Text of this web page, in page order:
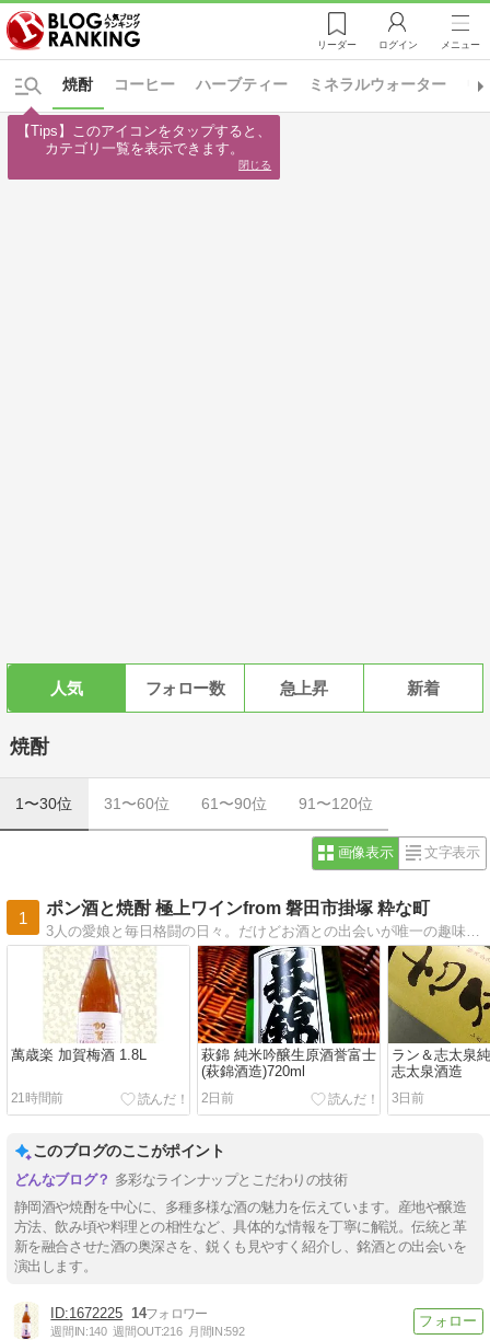
リーダー ログイン メニュー
コーヒー ハーブティー ミネラルウォーター
焼酎
人気 フォロー数 急上昇 新着
焼酎
1〜30位 31〜60位 61〜90位 91〜120位
画像表示 文字表示
1
ポン酒と焼酎 極上ワインfrom 磐田市掛塚 粋な町
萬歳楽 加賀梅酒 1.8L
21時間前
萩錦 純米吟醸生原酒誉富士
(萩錦酒造)720ml
2日前
ラン＆志太泉
志太泉酒造
3日前
このブログのここがポイント
多彩なラインナップとこだわりの技術
静岡酒や焼酎を中心に、多種多様な酒の魅力を伝えています。産地や醸造
方法、飲み頃や料理との相性など、具体的な情報を丁寧に解説。伝統と革
新を融合させた酒の奥深さを、鋭くも見やすく紹介し、銘酒との出会いを
演出します。
1672225 14
週間IN:140 週間OUT:216 月間IN:592
【Tips】このアイコンをタップすると、
カテゴリ一覧を表示できます。
閉じる